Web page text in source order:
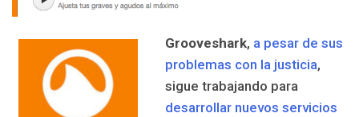
Grooveshark, a pesar de sus
problemas con la justicia,
sigue trabajando para
desarrollar nuevos servicios